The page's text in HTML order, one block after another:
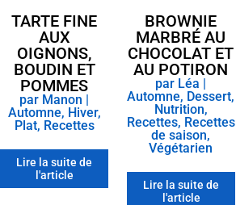
TARTE FINE
AUX
OIGNONS,
BOUDIN ET
POMMES
par Manon |
Automne, Hiver,
Plat, Recettes
Lire la suite de
l'article
BROWNIE
MARBRÉ AU
CHOCOLAT ET
AU POTIRON
par Léa |
Automne, Dessert,
Nutrition,
Recettes, Recettes
de saison,
Végétarien
Lire la suite de
l'article